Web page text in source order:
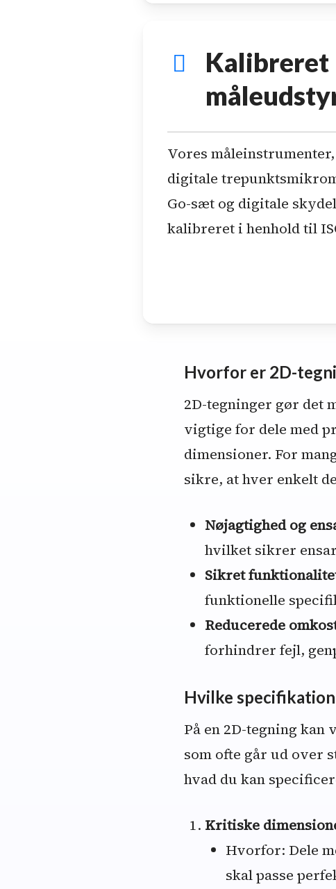
Kalibreret
Vores
digitale
Go-sæt og digitale
kalibreret i henhold til
Hvorfor er 2D-
2D-tegninger gør det
vigtige for dele med
dimensioner. For
sikre, at hver enkelt
Nøjagtighed og
hvilket sikrer
Sikret
funktionelle
Reducerede
forhindrer fejl,
Hvilke
På en 2D-tegning
som ofte går ud over
hvad du kan
Kritiske
Hvorfor: Dele
skal passe